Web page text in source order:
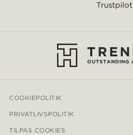
Trustpilot
COOKIEPOLITIK
PRIVATLIVSPOLITIK
TILPAS COOKIES